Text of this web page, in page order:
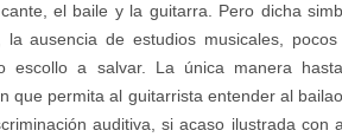
el baile y la guitarra. Pero dicha
la ausencia de estudios musicales,
escollo a salvar. La única manera
que permita al guitarrista entender al
auditiva, si acaso ilustrada con